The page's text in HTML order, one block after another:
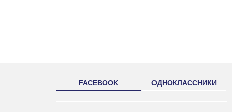
FACEBOOK ОДНОКЛАССНИКИ